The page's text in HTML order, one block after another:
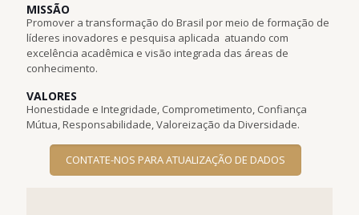
MISSÃO
Promover a transformação do Brasil por meio de formação de
líderes inovadores e pesquisa aplicada  atuando com
excelência acadêmica e visão integrada das áreas de
conhecimento.
VALORES
Honestidade e Integridade, Comprometimento, Confiança
Mútua, Responsabilidade, Valoreização da Diversidade.
CONTATE-NOS PARA ATUALIZAÇÃO DE DADOS